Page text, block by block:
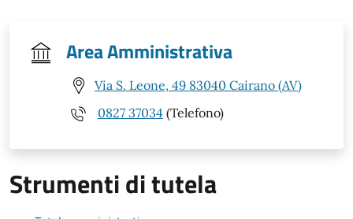
Area Amministrativa
Via S. Leone, 49 83040 Cairano (AV)
0827 37034 (Telefono)
Strumenti di tutela